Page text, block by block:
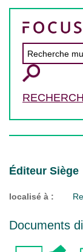
Éditeur Siège
localisé à :
Documents